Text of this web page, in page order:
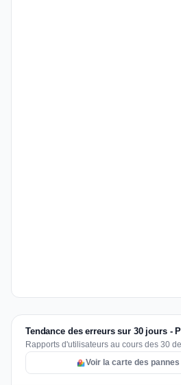
Tendance des erreurs sur 30 jours -
Rapports d'utilisateurs au cours des 30
Voir la carte des